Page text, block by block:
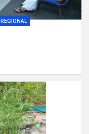
REGIONAL